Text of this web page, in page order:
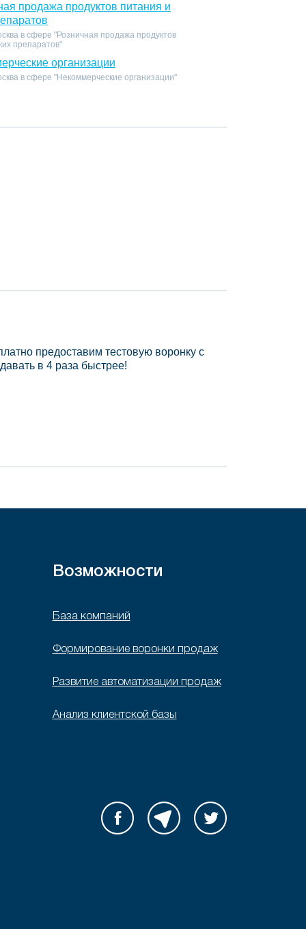
продажа продуктов питания и
в сфере "Розничная продажа продуктов
препаратов"
организации
в сфере "Некоммерческие организации"
предоставим тестовую воронку с
в 4 раза быстрее!
Возможности
База компаний
Формирование воронки продаж
Развитие автоматизации продаж
Анализ клиентской базы